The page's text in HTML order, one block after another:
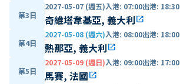
第3日
2027-05-07 (週五)入港: 07:00出港: 18:30
奇維塔韋基亞, 義大利open_in_new
第4日
2027-05-08 (週六)入港: 08:00出港: 18:00
熱那亞, 義大利open_in_new
第5日
2027-05-09 (週日)入港: 09:00出港: 17:00
馬賽, 法國open_in_new